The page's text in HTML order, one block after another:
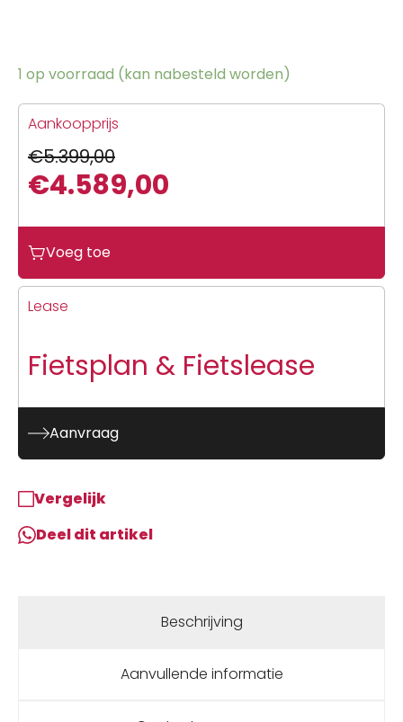
1 op voorraad (kan nabesteld worden)
Aankoopprijs
€5.399,00
prijs
was:
€5.399,00.
€4.589,00
prijs
is:
€4.589,00.
Voeg toe
Lease
Fietsplan & Fietslease
Aanvraag
Vergelijk
Deel dit artikel
Beschrijving
Aanvullende informatie